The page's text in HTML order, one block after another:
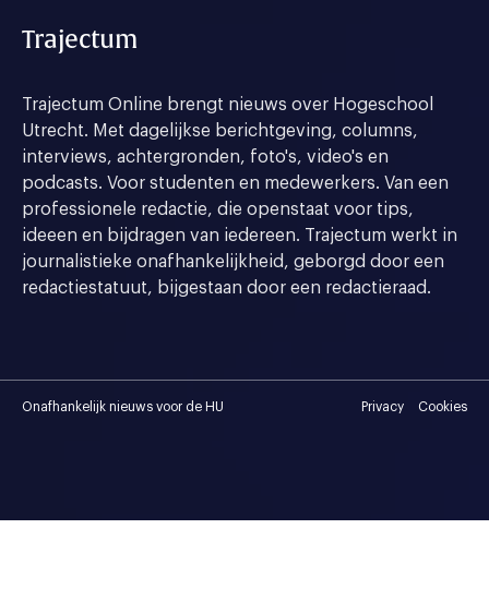
Trajectum
Trajectum Online brengt nieuws over Hogeschool
Utrecht. Met dagelijkse berichtgeving, columns,
interviews, achtergronden, foto's, video's en
podcasts. Voor studenten en medewerkers. Van een
professionele redactie, die openstaat voor tips,
ideeen en bijdragen van iedereen. Trajectum werkt in
journalistieke onafhankelijkheid, geborgd door een
redactiestatuut, bijgestaan door een redactieraad.
Onafhankelijk nieuws voor de HU Privacy Cookies